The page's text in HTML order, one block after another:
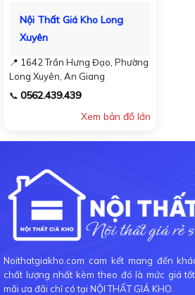
Nội Thất Giá Kho Long
Xuyên
📍 1642 Trần Hưng Đạo, Phường
Long Xuyên, An Giang
📞 0562.439.439
Xem bản đồ lớn
Noithatgiakho.com cam kết mang đến
chất lượng nhất kèm theo đó là mức giá
mãi ưa đãi chỉ có tại NỘI THẤT GIÁ KHO.